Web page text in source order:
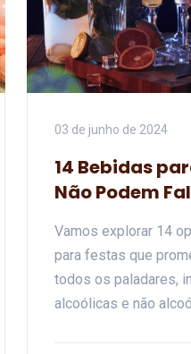
03 de junho de 2024
14 Bebidas
Não Podem
Vamos explorar 14
para festas que
todos os paladares,
alcoólicas e não